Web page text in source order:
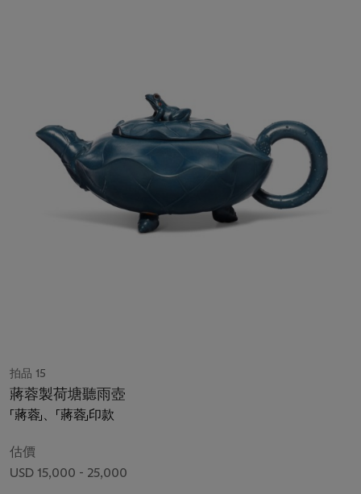
拍品 15
蔣蓉製荷塘聽雨壺
「蔣蓉」、「蔣蓉」印款
估價
USD 15,000 - 25,000